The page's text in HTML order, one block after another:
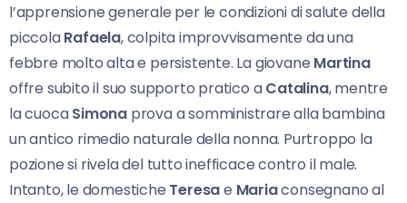
l’apprensione generale per le condizioni di salute della
piccolaRafaela, colpita improvvisamente da una
febbre molto alta e persistente. La giovane Martina
offre subito il suo supporto pratico aCatalina, mentre
la cuocaSimona prova a somministrare alla bambina
un antico rimedio naturale della nonna. Purtroppo la
pozione si rivela del tutto inefficace contro il male.
Intanto, le domestiche Teresae Mariaconsegnano al